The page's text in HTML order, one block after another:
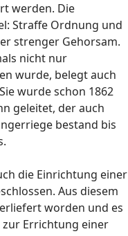
werden. Die
Straffe Ordnung und
strenger Gehorsam.
nicht nur
wurde, belegt auch
wurde schon 1862
geleitet, der auch
bestand bis
die Einrichtung einer
Aus diesem
worden und es
Errichtung einer